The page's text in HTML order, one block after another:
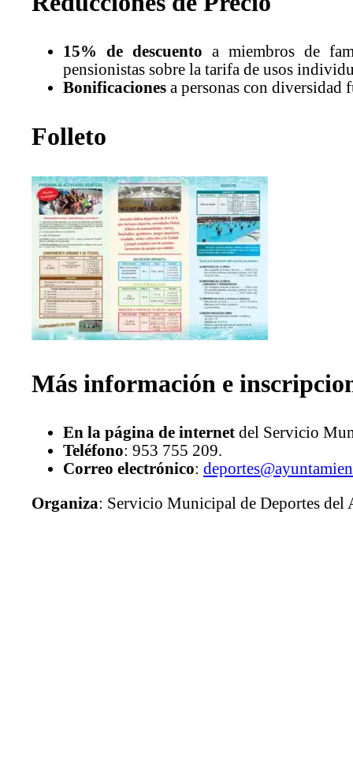
15% de descuento a miembros de
pensionistas sobre la tarifa de usos
Bonificaciones a personas con diversidad
Folleto
Más información e
En la página de internet del Servicio
Teléfono: 953 755 209.
Correo electrónico:
Organiza: Servicio Municipal de Deportes del